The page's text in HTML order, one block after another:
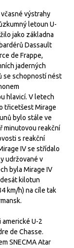
výstrahy
letoun U-
jako základna
Dassault
de Frappe,
jaderných
se schopností nést
hlavicí. V letech
třicetšest Mirage
bylo stále ve
minutovou reakční
s reakční
IV se střídalo
udržované v
byla Mirage IV
kilotun
km/h) na cíle tak
U-2
de Chasse.
SNECMA Atar